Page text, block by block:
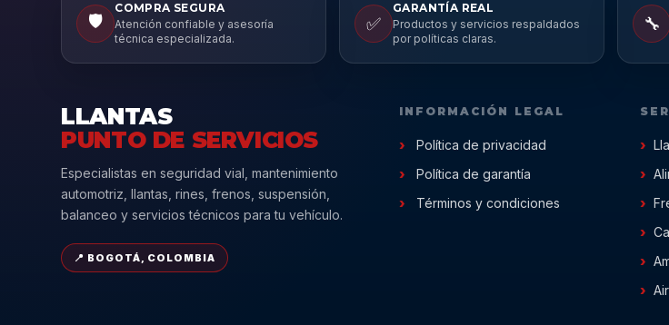
🛡️
COMPRA SEGURA
Atención confiable y asesoría
técnica especializada.
✅
GARANTÍA REAL
Productos y servicios respaldados
por políticas claras.
🔧
LLANTAS
PUNTO DE SERVICIOS
Especialistas en seguridad vial, mantenimiento
automotriz, llantas, rines, frenos, suspensión,
balanceo y servicios técnicos para tu vehículo.
📍 BOGOTÁ, COLOMBIA
INFORMACIÓN LEGAL
Política de privacidad
Política de garantía
Términos y condiciones